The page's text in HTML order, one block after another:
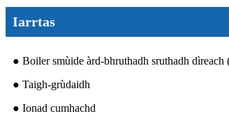
Iarrtas
● Boiler smùide àrd-bhruthadh sruthadh
● Taigh-grùdaidh
● Ionad cumhachd